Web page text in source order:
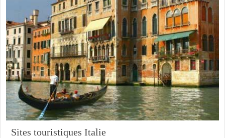
Sites touristiques Italie